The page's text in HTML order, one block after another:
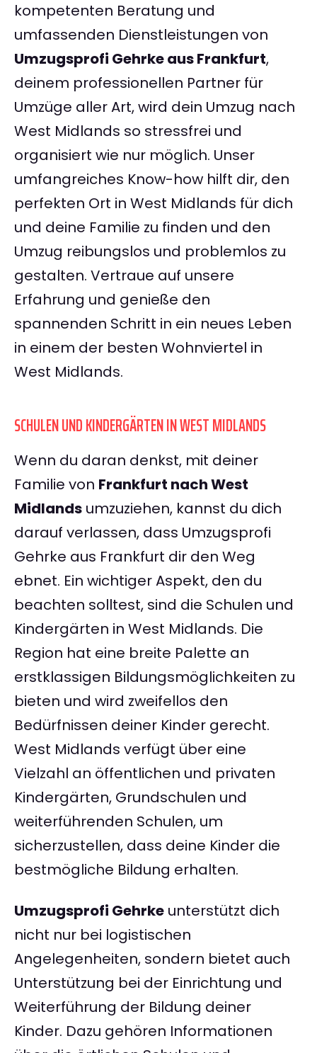
kompetenten Beratung und
umfassenden Dienstleistungen von
Umzugsprofi Gehrke aus Frankfurt,
deinem professionellen Partner für
Umzüge aller Art, wird dein Umzug nach
West Midlands so stressfrei und
organisiert wie nur möglich. Unser
umfangreiches Know-how hilft dir, den
perfekten Ort in West Midlands für dich
und deine Familie zu finden und den
Umzug reibungslos und problemlos zu
gestalten. Vertraue auf unsere
Erfahrung und genieße den
spannenden Schritt in ein neues Leben
in einem der besten Wohnviertel in
West Midlands.
SCHULEN UND KINDERGÄRTEN IN WEST MIDLANDS
Wenn du daran denkst, mit deiner
Familie von Frankfurt nach West
Midlands umzuziehen, kannst du dich
darauf verlassen, dass Umzugsprofi
Gehrke aus Frankfurt dir den Weg
ebnet. Ein wichtiger Aspekt, den du
beachten solltest, sind die Schulen und
Kindergärten in West Midlands. Die
Region hat eine breite Palette an
erstklassigen Bildungsmöglichkeiten zu
bieten und wird zweifellos den
Bedürfnissen deiner Kinder gerecht.
West Midlands verfügt über eine
Vielzahl an öffentlichen und privaten
Kindergärten, Grundschulen und
weiterführenden Schulen, um
sicherzustellen, dass deine Kinder die
bestmögliche Bildung erhalten.
Umzugsprofi Gehrke unterstützt dich
nicht nur bei logistischen
Angelegenheiten, sondern bietet auch
Unterstützung bei der Einrichtung und
Weiterführung der Bildung deiner
Kinder. Dazu gehören Informationen